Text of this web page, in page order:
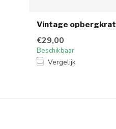
Vintage opbergkrat
€29,00
Beschikbaar
Vergelijk